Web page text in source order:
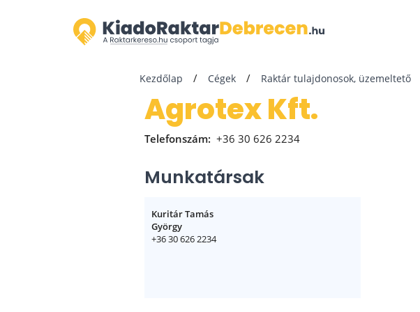
Kezdőlap Cégek Raktár tulajdonosok, üzemeltető
Agrotex Kft.
Telefonszám: +36 30 626 2234
Munkatársak
Kuritár Tamás
György
+36 30 626 2234